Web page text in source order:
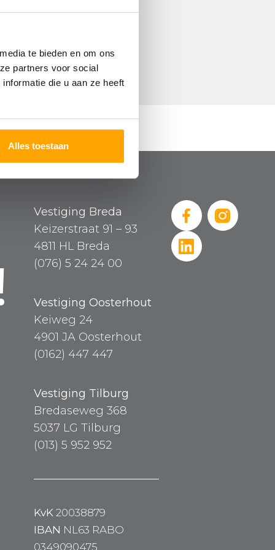
te bieden en om ons
partners voor social
die u aan ze heeft
Alles toestaan
Vestiging Breda
Keizerstraat 91 – 93
4811 HL Breda
(076) 5 24 24 00
Vestiging Oosterhout
Keiweg 24
4901 JA Oosterhout
(0162) 447 447
Vestiging Tilburg
Bredaseweg 368
5037 LG Tilburg
(013) 5 952 952
KvK20038879
IBAN NL63 RABO
0349090475